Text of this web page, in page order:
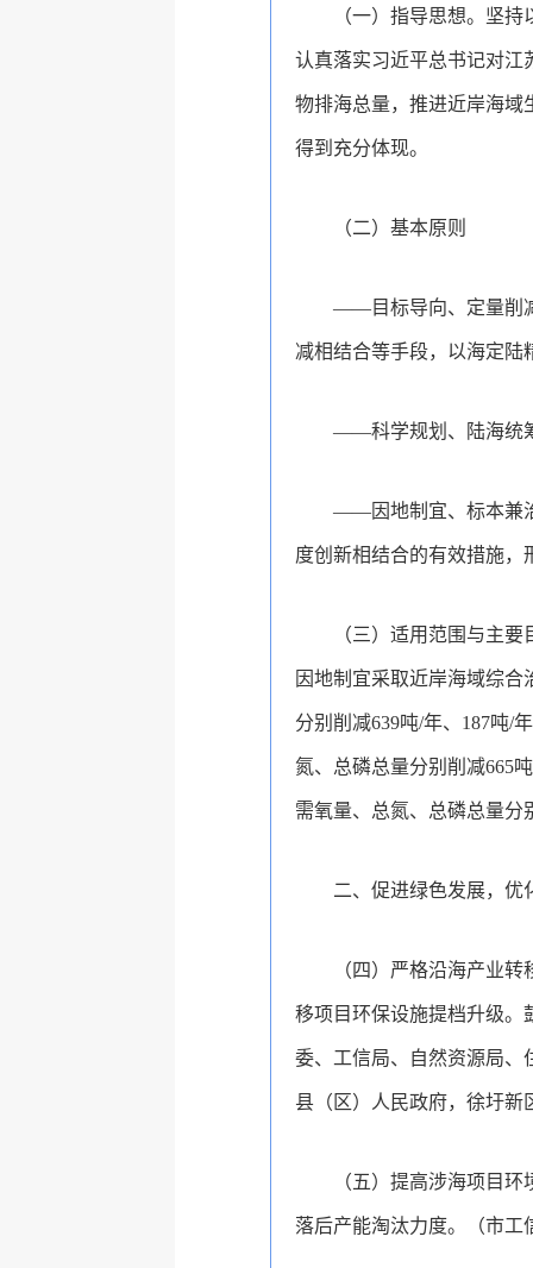
（一）指导思想。坚
认真落实习近平总书记对江
物排海总量，推进近岸海域
得到充分体现。
（二）基本原则
——目标导向、定量削
减相结合等手段，以海定陆
——科学规划、陆海统
——因地制宜、标本兼
度创新相结合的有效措施，
（三）适用范围与主
因地制宜采取近岸海域综
分别削减639吨/年、187吨/
氮、总磷总量分别削减665
需氧量、总氮、总磷总量分
二、促进绿色发展，优
（四）严格沿海产业
移项目环保设施提档升级。
委、工信局、自然资源局、
县（区）人民政府，徐圩新
（五）提高涉海项目
落后产能淘汰力度。（市工